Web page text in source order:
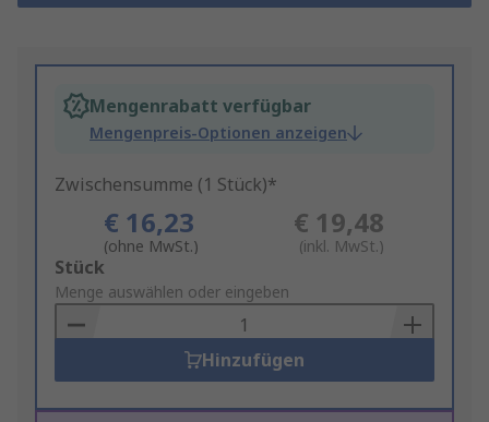
Mengenrabatt verfügbar
Mengenpreis-Optionen anzeigen
Zwischensumme (1 Stück)*
€ 16,23
(ohne MwSt.)
€ 19,48
(inkl. MwSt.)
Add
to
Basket
Stück
Menge auswählen oder eingeben
Hinzufügen